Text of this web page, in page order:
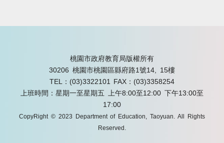
桃園市政府教育局版權所有
30206 桃園市桃園區縣府路1號14, 15樓
TEL：(03)3322101
FAX：(03)3358254
上班時間：星期一至星期五 上午8:00至12:00 下午13:00至
17:00
CopyRight © 2023 Department of Education, Taoyuan. All Rights
Reserved.